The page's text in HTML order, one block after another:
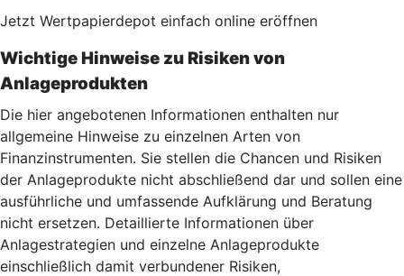
Jetzt Wertpapierdepot einfach online eröffnen
Wichtige Hinweise zu Risiken von
Anlageprodukten
Die hier angebotenen Informationen enthalten nur
allgemeine Hinweise zu einzelnen Arten von
Finanzinstrumenten. Sie stellen die Chancen und Risiken
der Anlageprodukte nicht abschließend dar und sollen eine
ausführliche und umfassende Aufklärung und Beratung
nicht ersetzen. Detaillierte Informationen über
Anlagestrategien und einzelne Anlageprodukte
einschließlich damit verbundener Risiken,